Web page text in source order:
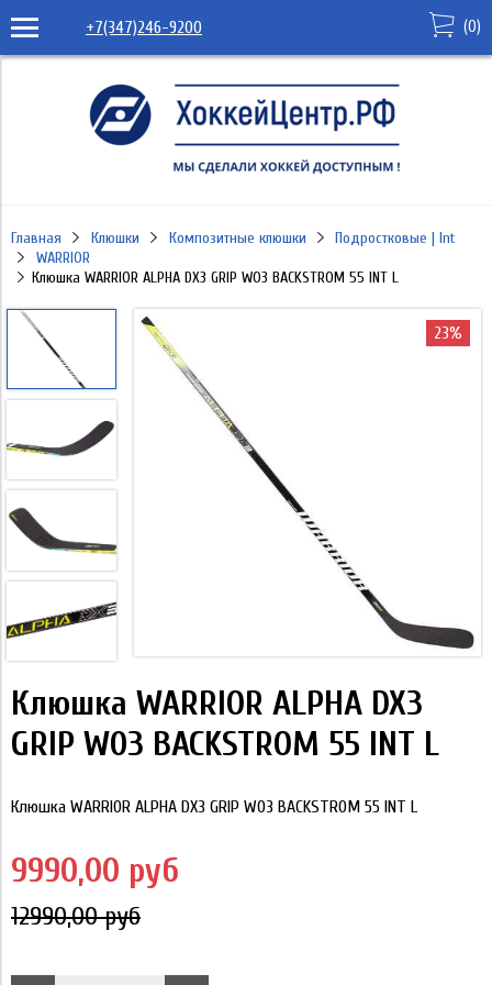
+7(347)246-9200 (0)
Главная Клюшки Композитные клюшки
Подростковые | Int
WARRIOR
Клюшка WARRIOR ALPHA DX3 GRIP W03 BACKSTROM 55 INT L
23%
Клюшка WARRIOR ALPHA DX3
GRIP W03 BACKSTROM 55 INT L
Клюшка WARRIOR ALPHA DX3 GRIP W03 BACKSTROM 55 INT L
9990,00 руб
12990,00 руб